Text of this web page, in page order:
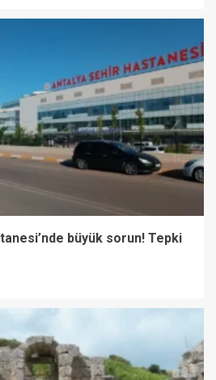
büyük sorun! Tepki